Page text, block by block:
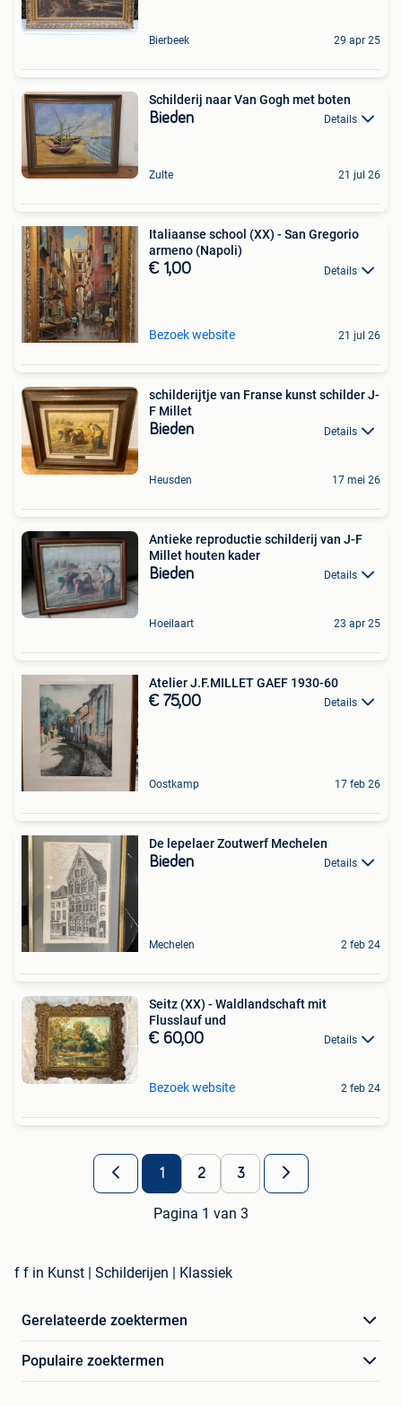
Bierbeek 29 apr 25
Schilderij naar Van Gogh met boten
Bieden Details
Zulte 21 jul 26
Italiaanse school (XX) - San Gregorio
armeno (Napoli)
€ 1,00 Details
Bezoek website 21 jul 26
schilderijtje van Franse kunst schilder J-
F Millet
Bieden Details
Heusden 17 mei 26
Antieke reproductie schilderij van J-F
Millet houten kader
Bieden Details
Hoeilaart 23 apr 25
Atelier J.F.MILLET GAEF 1930-60
€ 75,00 Details
Oostkamp 17 feb 26
De lepelaer Zoutwerf Mechelen
Bieden Details
Mechelen 2 feb 24
Seitz (XX) - Waldlandschaft mit
Flusslauf und
€ 60,00 Details
Bezoek website 2 feb 24
1 2 3
Pagina 1 van 3
f f in Kunst | Schilderijen | Klassiek
Gerelateerde zoektermen
Populaire zoektermen